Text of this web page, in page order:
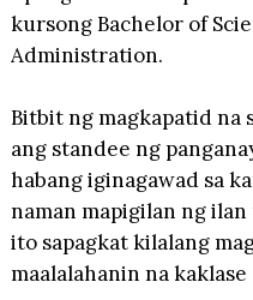
kursong Bachelor of
Administration.
Bitbit ng magkapatid na
ang standee ng
habang iginagawad sa
naman mapigilan ng
ito sapagkat kilalang
maalalahanin na kaklase